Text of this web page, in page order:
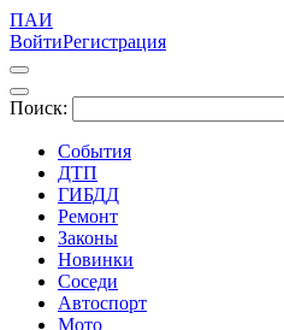
ПАИ
ВойтиРегистрация
Поиск:
События
ДТП
ГИБДД
Ремонт
Законы
Новинки
Соседи
Автоспорт
Мото